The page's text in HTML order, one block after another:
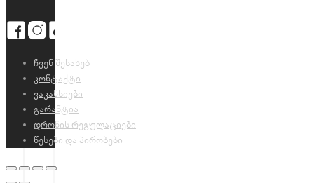
ჩვენ შესახებ
კონტაქტი
ვაკანსიები
გარანტია
დრონის რეგულაციები
წესები და პირობები